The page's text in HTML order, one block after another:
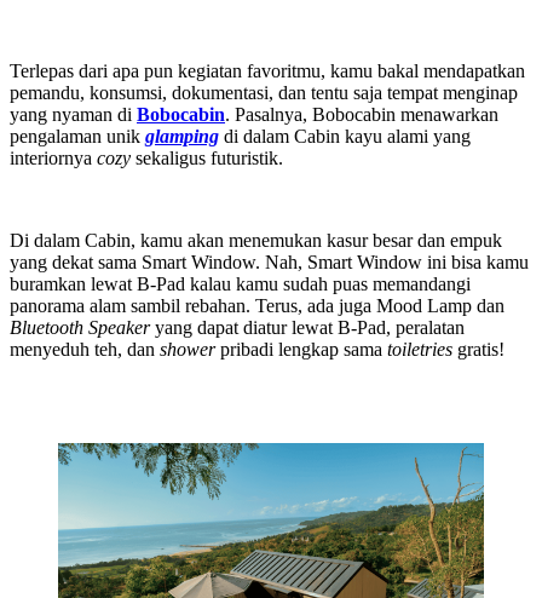
Terlepas dari apa pun kegiatan favoritmu, kamu bakal mendapatkan
pemandu, konsumsi, dokumentasi, dan tentu saja tempat menginap
yang nyaman di Bobocabin. Pasalnya, Bobocabin menawarkan
pengalaman unik glamping di dalam Cabin kayu alami yang
interiornya cozy sekaligus futuristik.
Di dalam Cabin, kamu akan menemukan kasur besar dan empuk
yang dekat sama Smart Window. Nah, Smart Window ini bisa kamu
buramkan lewat B-Pad kalau kamu sudah puas memandangi
panorama alam sambil rebahan. Terus, ada juga Mood Lamp dan
Bluetooth Speakeryang dapat diatur lewat B-Pad, peralatan
menyeduh teh, dan showerpribadi lengkap sama toiletries gratis!